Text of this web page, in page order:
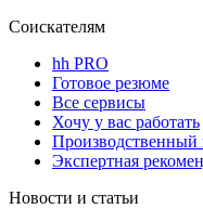
Соискателям
hh PRO
Готовое резюме
Все сервисы
Хочу у вас работать
Производственный
Экспертная
Новости и статьи